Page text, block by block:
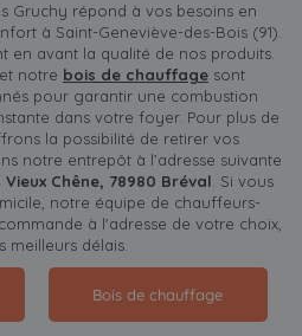
Gruchy répond à vos besoins en
à Saint-Geneviève-des-Bois (91).
en avant la qualité de nos produits.
et notre bois de chauffage sont
pour garantir une combustion
dans votre foyer. Pour plus de
la possibilité de retirer vos
notre entrepôt à l’adresse suivante
Chêne, 78980 Bréval. Si vous
notre équipe de chauffeurs-
à l'adresse de votre choix,
meilleurs délais.
Bois de chauffage